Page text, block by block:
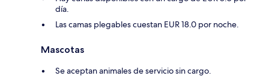
día.
Las camas plegables cuestan EUR 18.0 por noche.
Mascotas
Se aceptan animales de servicio sin cargo.